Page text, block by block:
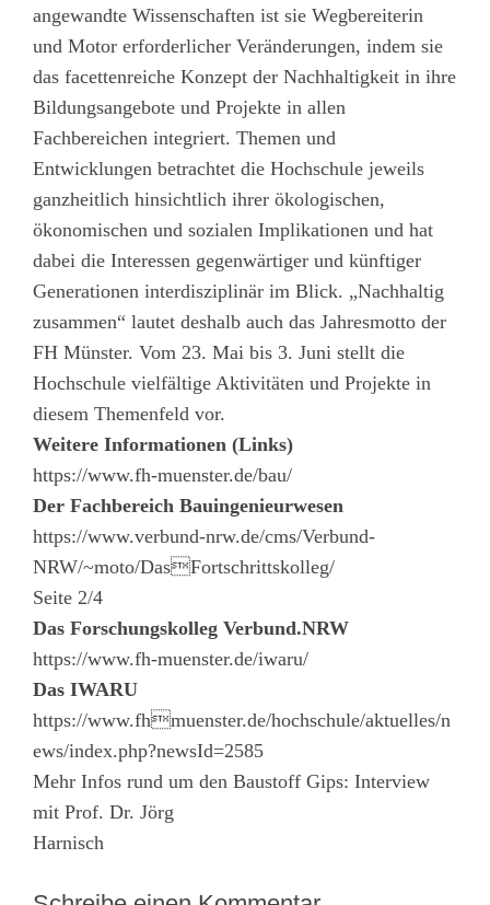
angewandte Wissenschaften ist sie Wegbereiterin
und Motor erforderlicher Veränderungen, indem sie
das facettenreiche Konzept der Nachhaltigkeit in ihre
Bildungsangebote und Projekte in allen
Fachbereichen integriert. Themen und
Entwicklungen betrachtet die Hochschule jeweils
ganzheitlich hinsichtlich ihrer ökologischen,
ökonomischen und sozialen Implikationen und hat
dabei die Interessen gegenwärtiger und künftiger
Generationen interdisziplinär im Blick. „Nachhaltig
zusammen“ lautet deshalb auch das Jahresmotto der
FH Münster. Vom 23. Mai bis 3. Juni stellt die
Hochschule vielfältige Aktivitäten und Projekte in
diesem Themenfeld vor.
Weitere Informationen (Links)
https://www.fh-muenster.de/bau/
Der Fachbereich Bauingenieurwesen
https://www.verbund-nrw.de/cms/Verbund-
NRW/~moto/DasFortschrittskolleg/
Seite 2/4
Das Forschungskolleg Verbund.NRW
https://www.fh-muenster.de/iwaru/
Das IWARU
https://www.fhmuenster.de/hochschule/aktuelles/n
ews/index.php?newsId=2585
Mehr Infos rund um den Baustoff Gips: Interview
mit Prof. Dr. Jörg
Harnisch